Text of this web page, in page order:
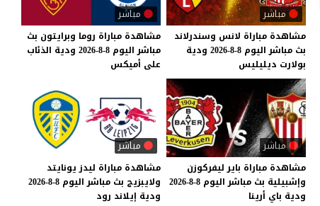
مباشر
مشاهدة مباراة لانس وسندرلاند
بث مباشر اليوم 8-8-2026
ودية
بولارت ديليليس
مباشر
مشاهدة مباراة روما وبرايتون بث
مباشر اليوم 8-8-2026 ودية الذئاب
على أميكس
مباشر
مشاهدة مباراة باير ليفركوزن
وإشبيلية بث مباشر اليوم 8-8-2026
ودية باي أرينا
مباشر
مشاهدة مباراة ليدز يونايتد
ولايبزيج بث مباشر اليوم 8-8-2026
ودية إيلاند رود